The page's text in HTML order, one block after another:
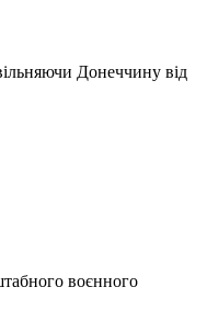
Донеччину від
воєнного